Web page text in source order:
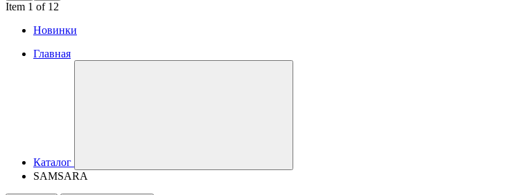
Item 1 of 12
Новинки
Главная
Каталог
SAMSARA